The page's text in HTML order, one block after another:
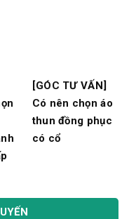
[GÓC TƯ VẤN]
Có nên chọn áo
thun đồng phục
có cổ